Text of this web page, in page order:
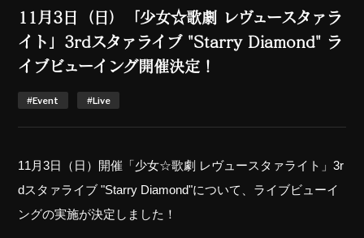
11月3日（日）「少女☆歌劇 レヴュースタァラ
イト」3rdスタァライブ "Starry Diamond" ラ
イブビューイング開催決定！
#Event #Live
11月3日（日）開催「少女☆歌劇 レヴュースタァライト」3r
dスタァライブ "Starry Diamond"について、ライブビューイ
ングの実施が決定しました！